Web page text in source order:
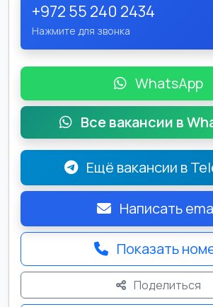
+972 55 240 2434
Нажмите для звонка
WhatsApp
Все вакансии в
Ещё вакансии в
Написать
Показать
Поделиться